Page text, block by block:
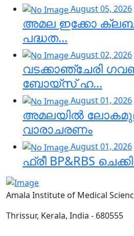
August 05, 2026
അമല ഇക്കോ
പദ്ധത...
August 02, 2026
വടക്കാഞ്ചേരി
ബോയ്സ് ഹ...
August 01, 2026
അമലയിൽ
വാരാചരണം
August 01, 2026
ഫ്രീ BP&RBS
Amala Institute of Medical
Thrissur, Kerala, India - 680555